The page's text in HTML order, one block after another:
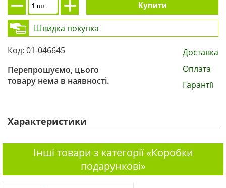
Купити
Швидка покупка
Код: 01-046645
Перепрошуємо, цього
товару нема в наявності.
Доставка
Оплата
Гарантії
Характеристики
Інші товари з категорії «Коробки
подарункові»